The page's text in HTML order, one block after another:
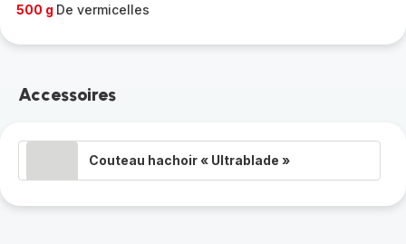
500 g De vermicelles
Accessoires
Couteau hachoir « Ultrablade »